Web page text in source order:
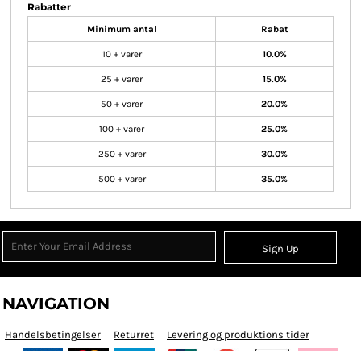
Rabatter
Minimum antal Rabat
10 + varer 10.0%
25 + varer 15.0%
50 + varer 20.0%
100 + varer 25.0%
250 + varer 30.0%
500 + varer 35.0%
Sign Up
NAVIGATION
Handelsbetingelser Returret Levering og produktions tider